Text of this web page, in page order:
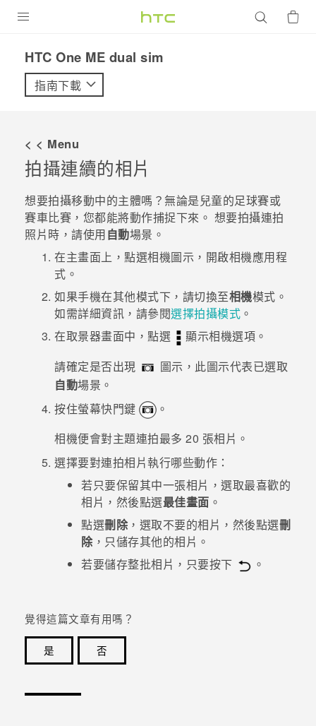
VIVE
配件
優惠專區
焦點訊息
校園專案
企業採購
銷售門市
銷售通路
VIVELAND
HTC One ME dual sim‎
指南下載
< < Menu
拍攝連續的相片
想要拍攝移動中的主體嗎？無論是兒童的足球賽或
賽車比賽，您都能將動作捕捉下來。 想要拍攝連拍
照片時，請使用自動場景。
在主畫面上，點選相機圖示，開啟相機應用程
式。
如果手機在其他模式下，請切換至相機模式。
如需詳細資訊，請參閱選擇拍攝模式 。
在取景器畫面中，點選
顯示相機選項。
請確定是否出現
圖示，此圖示代表已選取
自動場景。
按住螢幕快門鍵
。
相機便會對主題連拍最多 20 張相片。
選擇要對連拍相片執行哪些動作：
若只要保留其中一張相片，選取最喜歡的
相片，然後點選最佳畫面 。
點選刪除，選取不要的相片，然後點選刪
除，只儲存其他的相片。
若要儲存整批相片，只要按下
。
覺得這篇文章有用嗎？
是
否